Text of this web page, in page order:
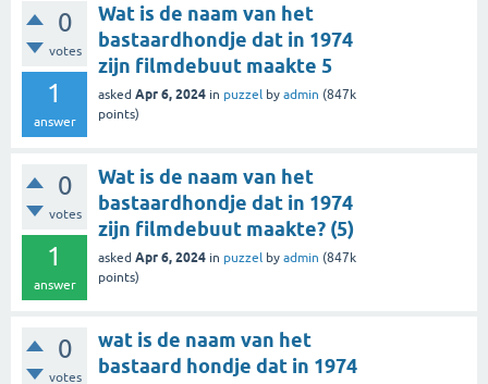
0
votes
1
answer
Wat is de naam van het
bastaardhondje dat in 1974
zijn filmdebuut maakte 5
asked Apr 6, 2024 in puzzel by admin (847k
points)
0
votes
1
answer
Wat is de naam van het
bastaardhondje dat in 1974
zijn filmdebuut maakte? (5)
asked Apr 6, 2024 in puzzel by admin (847k
points)
0
votes
wat is de naam van het
bastaard hondje dat in 1974